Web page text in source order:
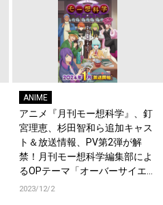
ANIME
アニメ『月刊モー想科学』、釘
宮理恵、杉田智和ら追加キャス
ト＆放送情報、PV第2弾が解
禁！月刊モー想科学編集部によ
るOPテーマ「オーバーサイエン
てぃふぃっく！」ジャケット公
2023/12/2